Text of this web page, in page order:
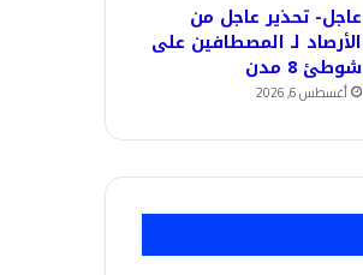
عاجل- تحذير عاجل من
الأرصاد لـ المصطافين على
شوطئ 8 مدن
أغسطس 6, 2026